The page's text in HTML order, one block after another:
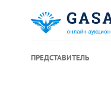
ПРЕДСТАВИТЕЛЬ